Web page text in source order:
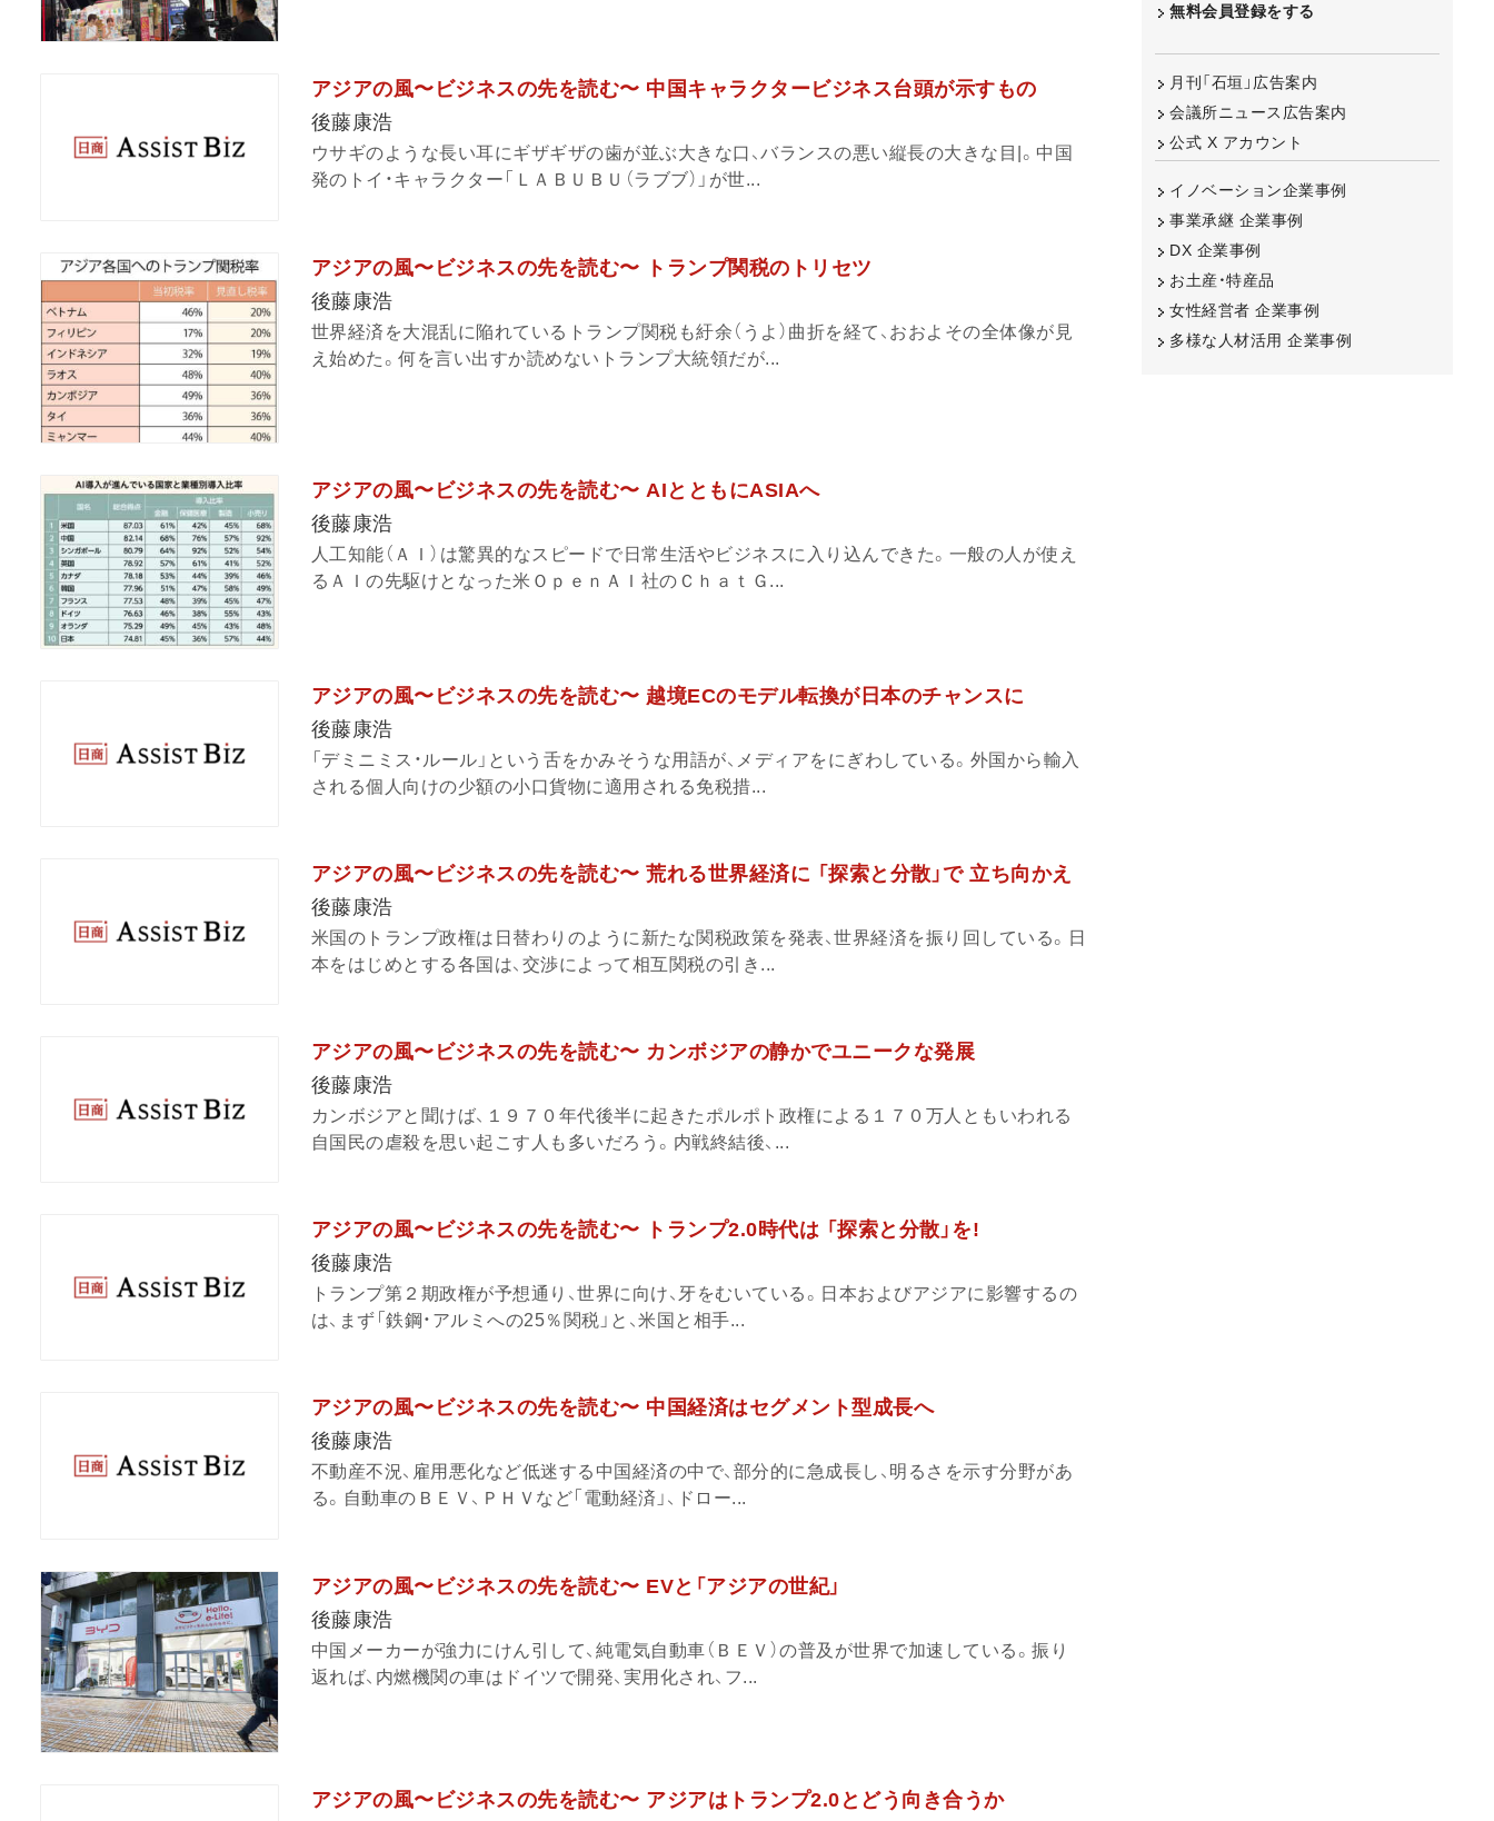
アジアの風〜ビジネスの先を読む〜 中国キャラクタービジネス台頭が示すもの
後藤康浩
ウサギのような長い耳にギザギザの歯が並ぶ大きな口、バランスの悪い縦長の大きな目|。中国
発のトイ・キャラクター「ＬＡＢＵＢＵ（ラブブ）」が世...
アジアの風〜ビジネスの先を読む〜 トランプ関税のトリセツ
後藤康浩
世界経済を大混乱に陥れているトランプ関税も紆余（うよ）曲折を経て、おおよその全体像が見
え始めた。何を言い出すか読めないトランプ大統領だが...
アジアの風〜ビジネスの先を読む〜 AIとともにASIAへ
後藤康浩
人工知能（ＡＩ）は驚異的なスピードで日常生活やビジネスに入り込んできた。一般の人が使え
るＡＩの先駆けとなった米ＯｐｅｎＡＩ社のＣｈａｔＧ...
アジアの風〜ビジネスの先を読む〜 越境ECのモデル転換が日本のチャンスに
後藤康浩
「デミニミス・ルール」という舌をかみそうな用語が、メディアをにぎわしている。外国から輸入
される個人向けの少額の小口貨物に適用される免税措...
アジアの風〜ビジネスの先を読む〜 荒れる世界経済に 「探索と分散」で 立ち向かえ
後藤康浩
米国のトランプ政権は日替わりのように新たな関税政策を発表、世界経済を振り回している。日
本をはじめとする各国は、交渉によって相互関税の引き...
アジアの風〜ビジネスの先を読む〜 カンボジアの静かでユニークな発展
後藤康浩
カンボジアと聞けば、１９７０年代後半に起きたポルポト政権による１７０万人ともいわれる
自国民の虐殺を思い起こす人も多いだろう。内戦終結後、...
アジアの風〜ビジネスの先を読む〜 トランプ2.0時代は 「探索と分散」を!
後藤康浩
トランプ第２期政権が予想通り、世界に向け、牙をむいている。日本およびアジアに影響するの
は、まず「鉄鋼・アルミへの25％関税」と、米国と相手...
アジアの風〜ビジネスの先を読む〜 中国経済はセグメント型成長へ
後藤康浩
不動産不況、雇用悪化など低迷する中国経済の中で、部分的に急成長し、明るさを示す分野があ
る。自動車のＢＥＶ、ＰＨＶなど「電動経済」、ドロー...
アジアの風〜ビジネスの先を読む〜 EVと「アジアの世紀」
後藤康浩
中国メーカーが強力にけん引して、純電気自動車（ＢＥＶ）の普及が世界で加速している。振り
返れば、内燃機関の車はドイツで開発、実用化され、フ...
アジアの風〜ビジネスの先を読む〜 アジアはトランプ2.0とどう向き合うか
無料会員登録をする
月刊「石垣」広告案内
会議所ニュース広告案内
公式 X アカウント
イノベーション企業事例
事業承継 企業事例
DX 企業事例
お土産・特産品
女性経営者 企業事例
多様な人材活用 企業事例